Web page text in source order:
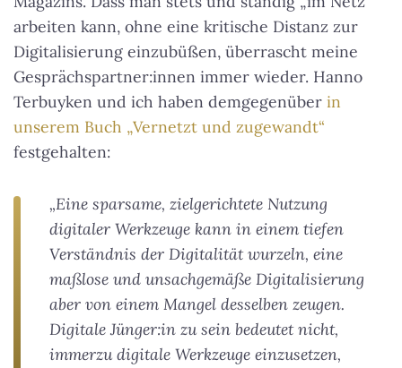
arbeiten kann, ohne eine kritische Distanz zur
Digitalisierung einzubüßen, überrascht meine
Gesprächspartner:innen immer wieder. Hanno
Terbuyken und ich haben demgegenüber in
unserem Buch „Vernetzt und zugewandt“
festgehalten:
„Eine sparsame, zielgerichtete Nutzung
digitaler Werkzeuge kann in einem tiefen
Verständnis der Digitalität wurzeln, eine
maßlose und unsachgemäße Digitalisierung
aber von einem Mangel desselben zeugen.
Digitale Jünger:in zu sein bedeutet nicht,
immerzu digitale Werkzeuge einzusetzen,